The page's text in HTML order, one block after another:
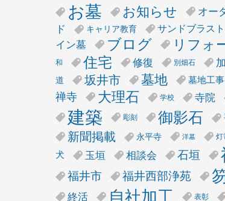
お墓 お知らせ
オー
ド
キャリア教育 サンドブラスト
イン墓
ブログ リフォ
和 住宅 修復 別畑石
道
坂井市 墓地 墓地工事
禅寺
大理石 学校 寺院
建築 彫刻 御影石
新聞掲載 永平寺 洋墓 灯
犬
玉垣 相談会 石垣
福井市 福井西部浄苑
終活 自社加工 表彰